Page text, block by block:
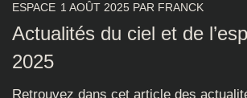
ESPACE 1 AOÛT 2025 PAR FRANCK
Actualités du ciel et de
2025
Retrouvez dans cet article des